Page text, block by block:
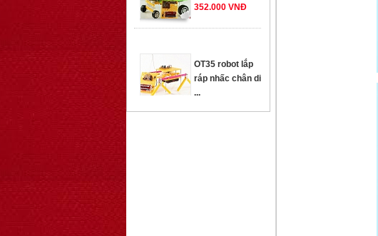
...
259.000 VNĐ
OT36 oto mô hình